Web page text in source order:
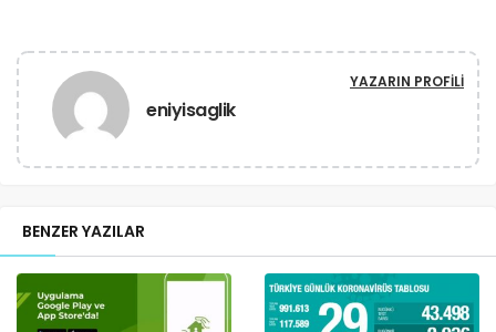
eniyisaglik
YAZARIN PROFILI
BENZER YAZILAR